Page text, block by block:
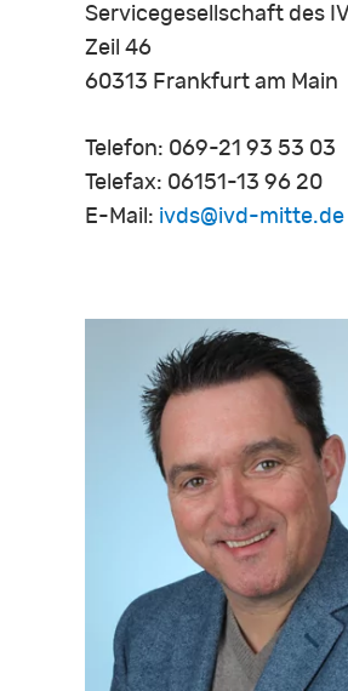
Servicegesellschaft des
Zeil 46
60313 Frankfurt am Main
Telefon: 069-21 93 53 03
Telefax: 06151-13 96 20
E-Mail: ivds@ivd-mitte.de